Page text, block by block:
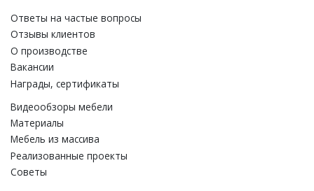
Ответы на частые вопросы
Отзывы клиентов
О производстве
Вакансии
Награды, сертификаты
Видеообзоры мебели
Материалы
Мебель из массива
Реализованные проекты
Советы